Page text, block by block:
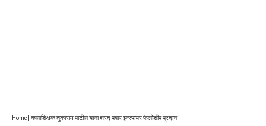
Home | कलाशिक्षक तुकाराम पाटील यांना शरद पवार इन्स्पायर फेलोशीप प्रदान